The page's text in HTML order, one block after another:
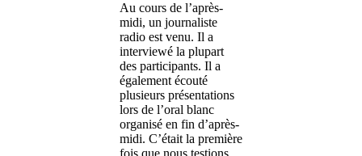
Au cours de l’après-
midi, un journaliste
radio est venu. Il a
interviewé la plupart
des participants. Il a
également écouté
plusieurs présentations
lors de l’oral blanc
organisé en fin d’après-
midi. C’était la première